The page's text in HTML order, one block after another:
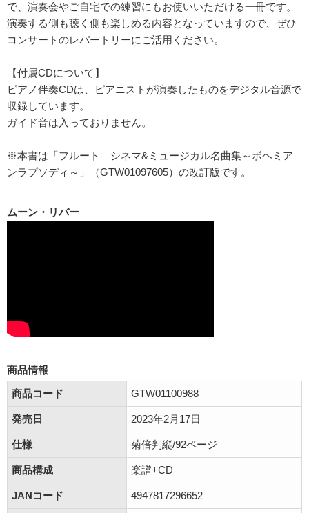
で、演奏会やご自宅での練習にもお使いいただける一冊です。
演奏する側も聴く側も楽しめる内容となっていますので、ぜひ
コンサートのレパートリーにご活用ください。
【付属CDについて】
ピアノ伴奏CDは、ピアニストが演奏したものをデジタル音源で
収録しています。
ガイド音は入っておりません。
※本書は「フルート シネマ&ミュージカル名曲集～ボヘミア
ンラプソディ～」（GTW01097605）の改訂版です。
ムーン・リバー
商品情報
商品コード
GTW01100988
発売日 2023年2月17日
仕様 菊倍判縦/92ページ
商品構成 楽譜+CD
JANコード 4947817296652